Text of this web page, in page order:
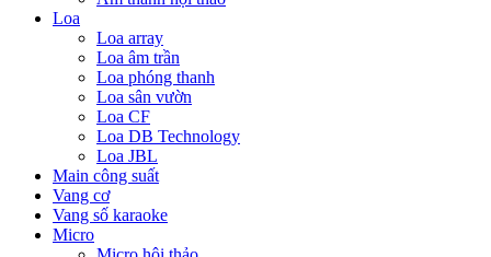
Loa
Loa array
Loa âm trần
Loa phóng thanh
Loa sân vườn
Loa CF
Loa DB Technology
Loa JBL
Main công suất
Vang cơ
Vang số karaoke
Micro